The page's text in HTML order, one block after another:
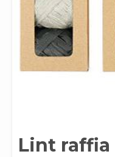
Lint raffia